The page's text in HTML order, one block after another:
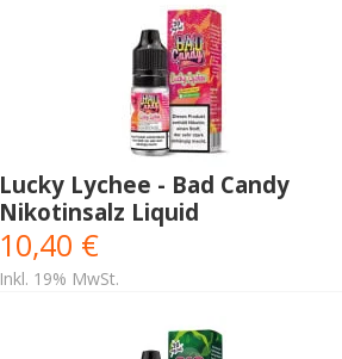
Lucky Lychee - Bad Candy
Nikotinsalz Liquid
10,40 €
Inkl. 19% MwSt.